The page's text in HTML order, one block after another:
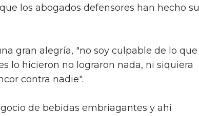
los abogados defensores han hecho su
gran alegría, "no soy culpable de lo que
lo hicieron no lograron nada, ni siquiera
contra nadie".
de bebidas embriagantes y ahí